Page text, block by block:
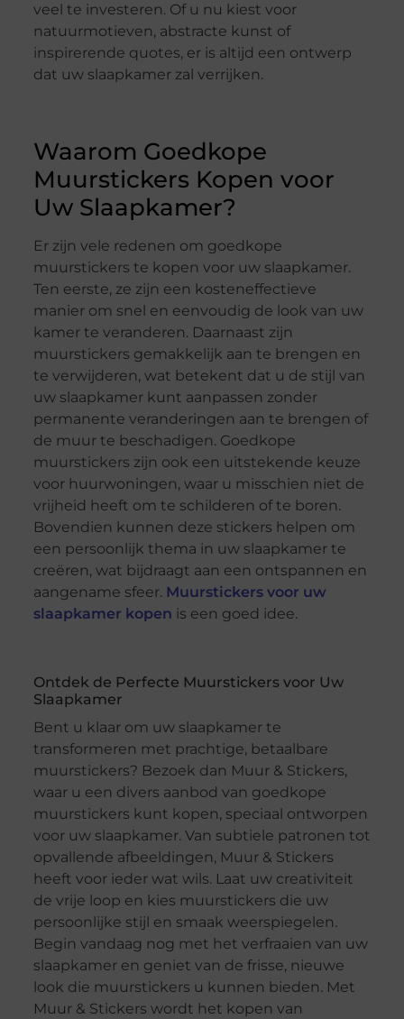
veel te investeren. Of u nu kiest voor
natuurmotieven, abstracte kunst of
inspirerende quotes, er is altijd een ontwerp
dat uw slaapkamer zal verrijken.
Waarom Goedkope
Muurstickers Kopen voor
Uw Slaapkamer?
Er zijn vele redenen om goedkope
muurstickers te kopen voor uw slaapkamer.
Ten eerste, ze zijn een kosteneffectieve
manier om snel en eenvoudig de look van uw
kamer te veranderen. Daarnaast zijn
muurstickers gemakkelijk aan te brengen en
te verwijderen, wat betekent dat u de stijl van
uw slaapkamer kunt aanpassen zonder
permanente veranderingen aan te brengen of
de muur te beschadigen. Goedkope
muurstickers zijn ook een uitstekende keuze
voor huurwoningen, waar u misschien niet de
vrijheid heeft om te schilderen of te boren.
Bovendien kunnen deze stickers helpen om
een persoonlijk thema in uw slaapkamer te
creëren, wat bijdraagt aan een ontspannen en
aangename sfeer. Muurstickers voor uw
slaapkamer kopen is een goed idee.
Ontdek de Perfecte Muurstickers voor Uw
Slaapkamer
Bent u klaar om uw slaapkamer te
transformeren met prachtige, betaalbare
muurstickers? Bezoek dan Muur & Stickers,
waar u een divers aanbod van goedkope
muurstickers kunt kopen, speciaal ontworpen
voor uw slaapkamer. Van subtiele patronen tot
opvallende afbeeldingen, Muur & Stickers
heeft voor ieder wat wils. Laat uw creativiteit
de vrije loop en kies muurstickers die uw
persoonlijke stijl en smaak weerspiegelen.
Begin vandaag nog met het verfraaien van uw
slaapkamer en geniet van de frisse, nieuwe
look die muurstickers u kunnen bieden. Met
Muur & Stickers wordt het kopen van